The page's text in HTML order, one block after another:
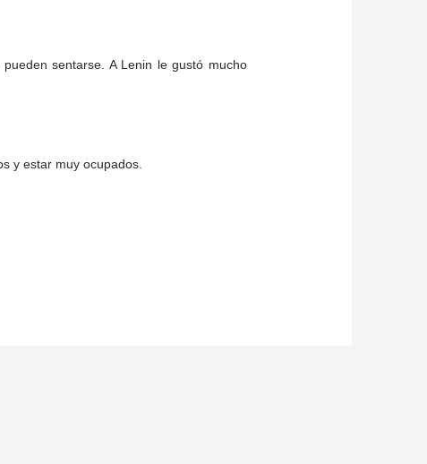
sentarse. A Lenin le gustó mucho
y estar muy ocupados.